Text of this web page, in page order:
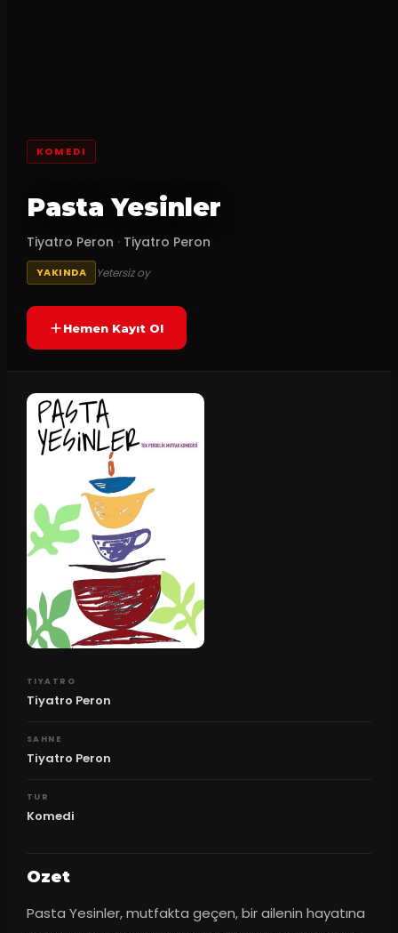
KOMEDI
Pasta Yesinler
Tiyatro Peron · Tiyatro Peron
YAKINDA Yetersiz oy
Hemen Kayıt Ol
TIYATRO
Tiyatro Peron
SAHNE
Tiyatro Peron
TUR
Komedi
Ozet
Pasta Yesinler, mutfakta geçen, bir ailenin hayatına